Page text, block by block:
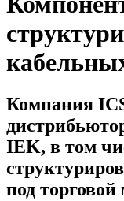
Компания
IEK, в том
под